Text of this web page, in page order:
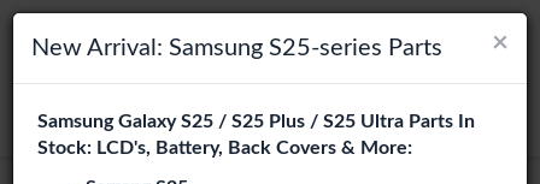
×
Wählen Sie Ihre Sprache
Es sieht so aus, als wären Sie in Vereinigte Staaten
Navigation umschalten
suchen
Login
×
New Arrival: Samsung S25-series Parts
Samsung Galaxy S25 / S25 Plus / S25 Ultra Parts In
Stock: LCD's, Battery, Back Covers & More: